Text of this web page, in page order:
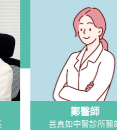
鄭醫師
芸真如中醫診所醫師